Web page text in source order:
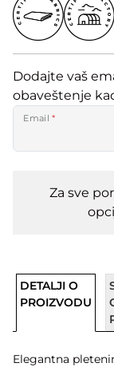
Dodajte vaš
obaveštenje
Email *
Za sve
DETALJI O
PROIZVODU
Elegantna